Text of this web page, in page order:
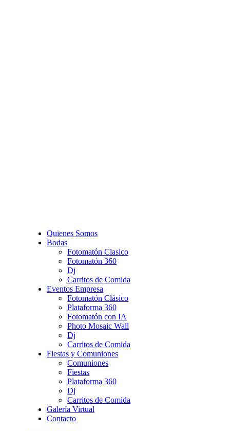
Quienes Somos
Bodas
Fotomatón Clasico
Fotomatón 360
Dj
Carritos de Comida
Eventos Empresa
Fotomatón Clásico
Plataforma 360
Fotomatón con IA
Photo Mosaic Wall
Dj
Carritos de Comida
Fiestas y Comuniones
Comuniones
Fiestas
Plataforma 360
Dj
Carritos de Comida
Galería Virtual
Contacto